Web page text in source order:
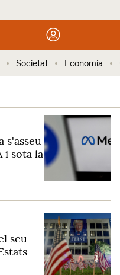
Societat Economia
s'asseu
i sota la
seu